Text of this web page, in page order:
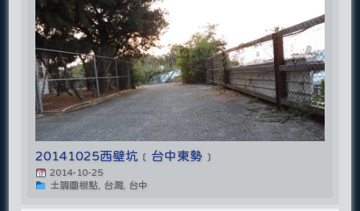
20141025西壁坑﹝台中東勢﹞
2014-10-25
土調圖根點, 台灣, 台中